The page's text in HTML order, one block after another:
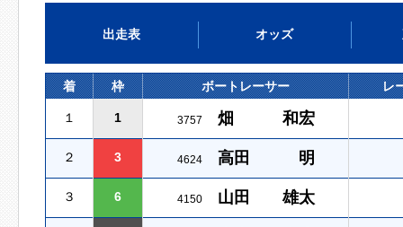
出走表 オッズ
着 枠 ボートレーサー レ
１ 1 3757 畑 和宏
２ 3 4624 高田 明
３ 6 4150 山田 雄太